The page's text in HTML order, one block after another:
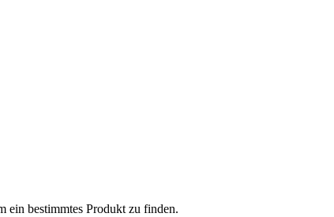
ein bestimmtes Produkt zu finden.